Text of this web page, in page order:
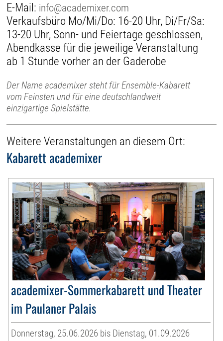
E-Mail: info@academixer.com
Verkaufsbüro Mo/Mi/Do: 16-20 Uhr, Di/Fr/Sa:
13-20 Uhr, Sonn- und Feiertage geschlossen,
Abendkasse für die jeweilige Veranstaltung
ab 1 Stunde vorher an der Gaderobe
Der Name academixer steht für Ensemble-Kabarett
vom Feinsten und für eine deutschlandweit
einzigartige Spielstätte.
Weitere Veranstaltungen an diesem Ort:
Kabarett academixer
academixer-Sommerkabarett und Theater
im Paulaner Palais
Donnerstag, 25.06.2026 bis Dienstag, 01.09.2026